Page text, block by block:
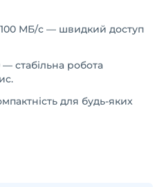
МБ/с — швидкий доступ
— стабільна робота
для будь-яких